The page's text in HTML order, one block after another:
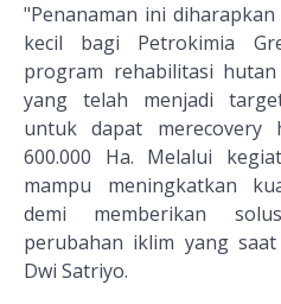
"Penanaman ini
kecil bagi Petrokimia
program rehabilitasi
yang telah menjadi
untuk dapat merecovery
600.000 Ha. Melalui
mampu meningkatkan
demi memberikan
perubahan iklim yang
Dwi Satriyo.